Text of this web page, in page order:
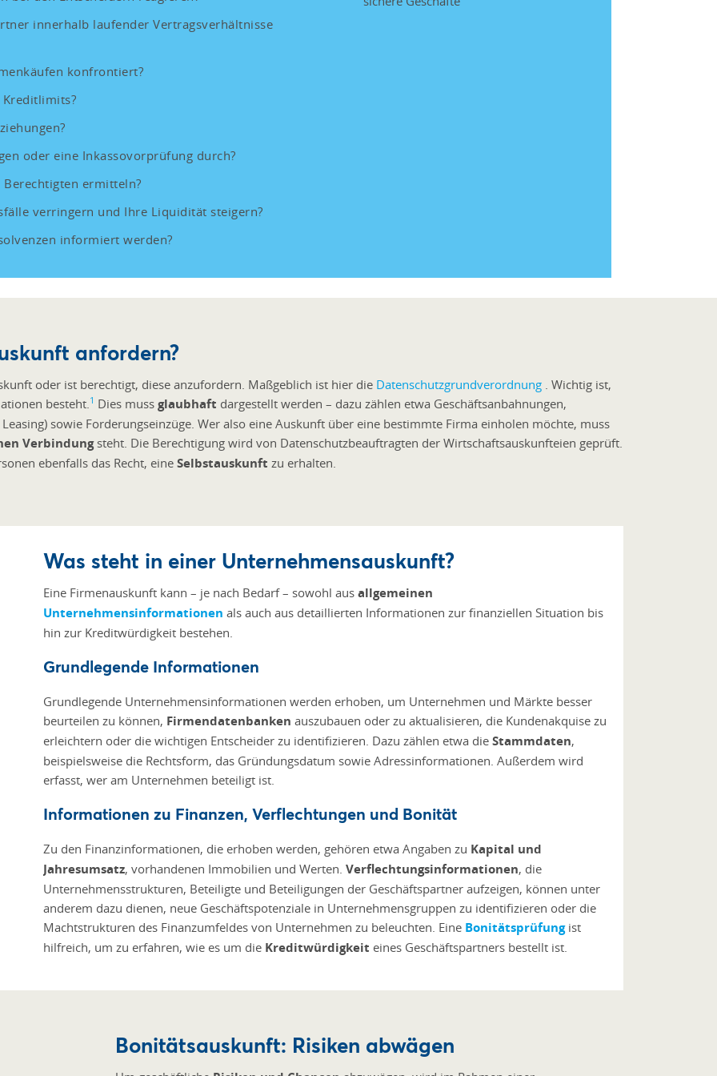
innerhalb laufender Vertragsverhältnisse
konfrontiert?
Kreditlimits?
oder eine Inkassovorprüfung durch?
ermitteln?
verringern und Ihre Liquidität steigern?
informiert werden?
anfordern?
oder ist berechtigt, diese anzufordern. Maßgeblich ist hier die Datenschutzgrundverordnung . Wichtig ist,
besteht.1 Dies muss glaubhaft dargestellt werden – dazu zählen etwa Geschäftsanbahnungen,
sowie Forderungseinzüge. Wer also eine Auskunft über eine bestimmte Firma einholen möchte, muss
Verbindungsteht. Die Berechtigung wird von Datenschutzbeauftragten der Wirtschaftsauskunfteien geprüft.
ebenfalls das Recht, eine Selbstauskunft zu erhalten.
Was steht in einer Unternehmensauskunft?
Eine Firmenauskunft kann – je nach Bedarf – sowohl aus allgemeinen
Unternehmensinformationen als auch aus detaillierten Informationen zur finanziellen Situation bis
hin zur Kreditwürdigkeit bestehen.
Grundlegende Informationen
Grundlegende Unternehmensinformationen werden erhoben, um Unternehmen und Märkte besser
beurteilen zu können, Firmendatenbanken auszubauen oder zu aktualisieren, die Kundenakquise zu
erleichtern oder die wichtigen Entscheider zu identifizieren. Dazu zählen etwa die Stammdaten,
beispielsweise die Rechtsform, das Gründungsdatum sowie Adressinformationen. Außerdem wird
erfasst, wer am Unternehmen beteiligt ist.
Informationen zu Finanzen, Verflechtungen und Bonität
Zu den Finanzinformationen, die erhoben werden, gehören etwa Angaben zu Kapital und
Jahresumsatz, vorhandenen Immobilien und Werten. Verflechtungsinformationen, die
Unternehmensstrukturen, Beteiligte und Beteiligungen der Geschäftspartner aufzeigen, können unter
anderem dazu dienen, neue Geschäftspotenziale in Unternehmensgruppen zu identifizieren oder die
Machtstrukturen des Finanzumfeldes von Unternehmen zu beleuchten. Eine Bonitätsprüfungist
hilfreich, um zu erfahren, wie es um die Kreditwürdigkeit eines Geschäftspartners bestellt ist.
Bonitätsauskunft: Risiken abwägen